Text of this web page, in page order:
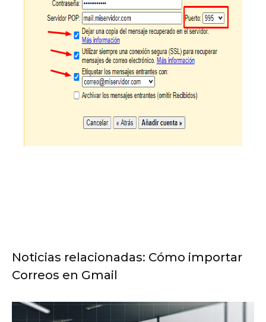
Noticias relacionadas: Cómo importar
Correos en Gmail